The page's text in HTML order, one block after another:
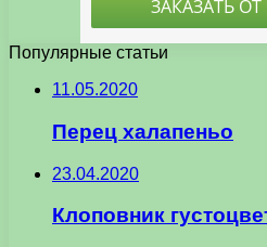
Популярные статьи
11.05.2020
Перец халапеньо
23.04.2020
Клоповник